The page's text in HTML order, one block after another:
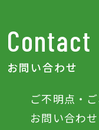
Contact
お問い合わせ
ご不明点‧ご
お問い合わ